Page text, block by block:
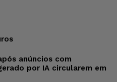
anúncios com
por IA circularem em